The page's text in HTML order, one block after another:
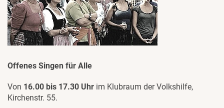
Offenes Singen für Alle
Von 16.00 bis 17.30 Uhr im Klubraum der Volkshilfe,
Kirchenstr. 55.